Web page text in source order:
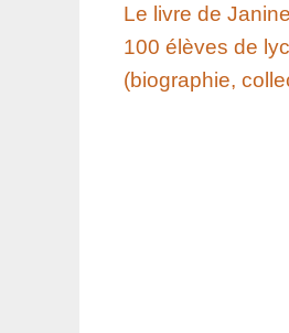
Le livre de
100 élèves de
(biographie,